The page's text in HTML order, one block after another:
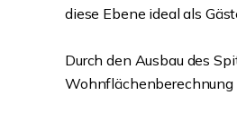
diese Ebene ideal als
Durch den Ausbau des
Wohnflächenberechnung